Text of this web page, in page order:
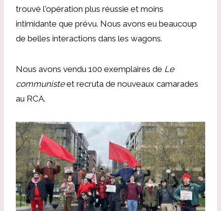
trouvé l'opération plus réussie et moins
intimidante que prévu. Nous avons eu beaucoup
de belles interactions dans les wagons.
Nous avons vendu 100 exemplaires de Le
communisteet recruta de nouveaux camarades
au RCA.